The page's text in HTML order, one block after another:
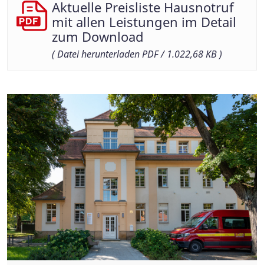
Aktuelle Preisliste Hausnotruf
mit allen Leistungen im Detail
zum Download
(Datei herunterladenPDF / 1.022,68 KB )